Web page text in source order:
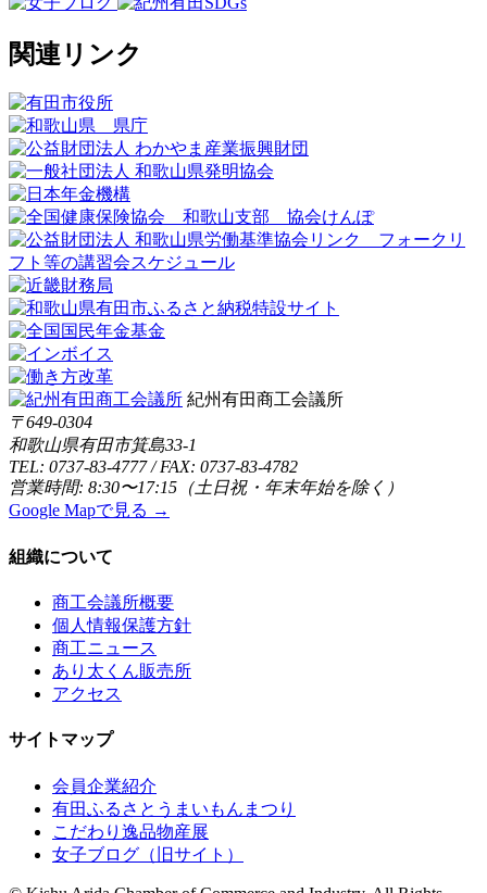
関連リンク
紀州有田商工会議所
〒649-0304
和歌山県有田市箕島33-1
TEL: 0737-83-4777 / FAX: 0737-83-4782
営業時間: 8:30〜17:15（土日祝・年末年始を除く）
Google Mapで見る →
組織について
商工会議所概要
個人情報保護方針
商工ニュース
あり太くん販売所
アクセス
サイトマップ
会員企業紹介
有田ふるさとうまいもんまつり
こだわり逸品物産展
女子ブログ（旧サイト）